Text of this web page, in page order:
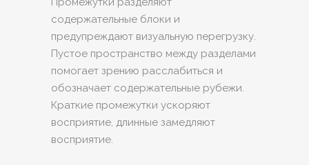
содержательные блоки и
предупреждают визуальную перегрузку.
Пустое пространство между разделами
помогает зрению расслабиться и
обозначает содержательные рубежи.
Краткие промежутки ускоряют
восприятие, длинные замедляют
восприятие.